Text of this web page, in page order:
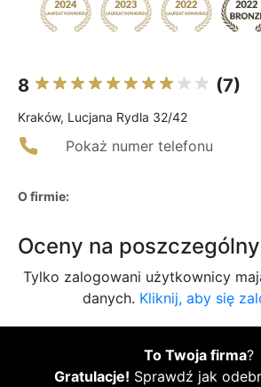
8 (7)
Kraków, Lucjana Rydla 32/42
Pokaż numer telefonu
O firmie:
Oceny na
Tylko zalogowani użytkownicy
danych. Kliknij, aby się
To Twoja firma?
Gratulacje! Sprawdź jak